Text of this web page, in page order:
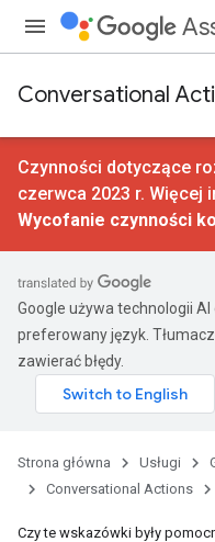
Conversational
Czynności dotyczące
czerwca 2023 r.
Wycofanie czynności
Google używa technologii
preferowany język.
zawierać błędy.
Strona główna Usługi
Conversational Actions
Czy te wskazówki były